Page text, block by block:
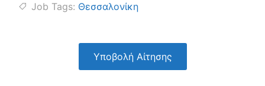
Job Tags: Θεσσαλονίκη
Υποβολή Αίτησης